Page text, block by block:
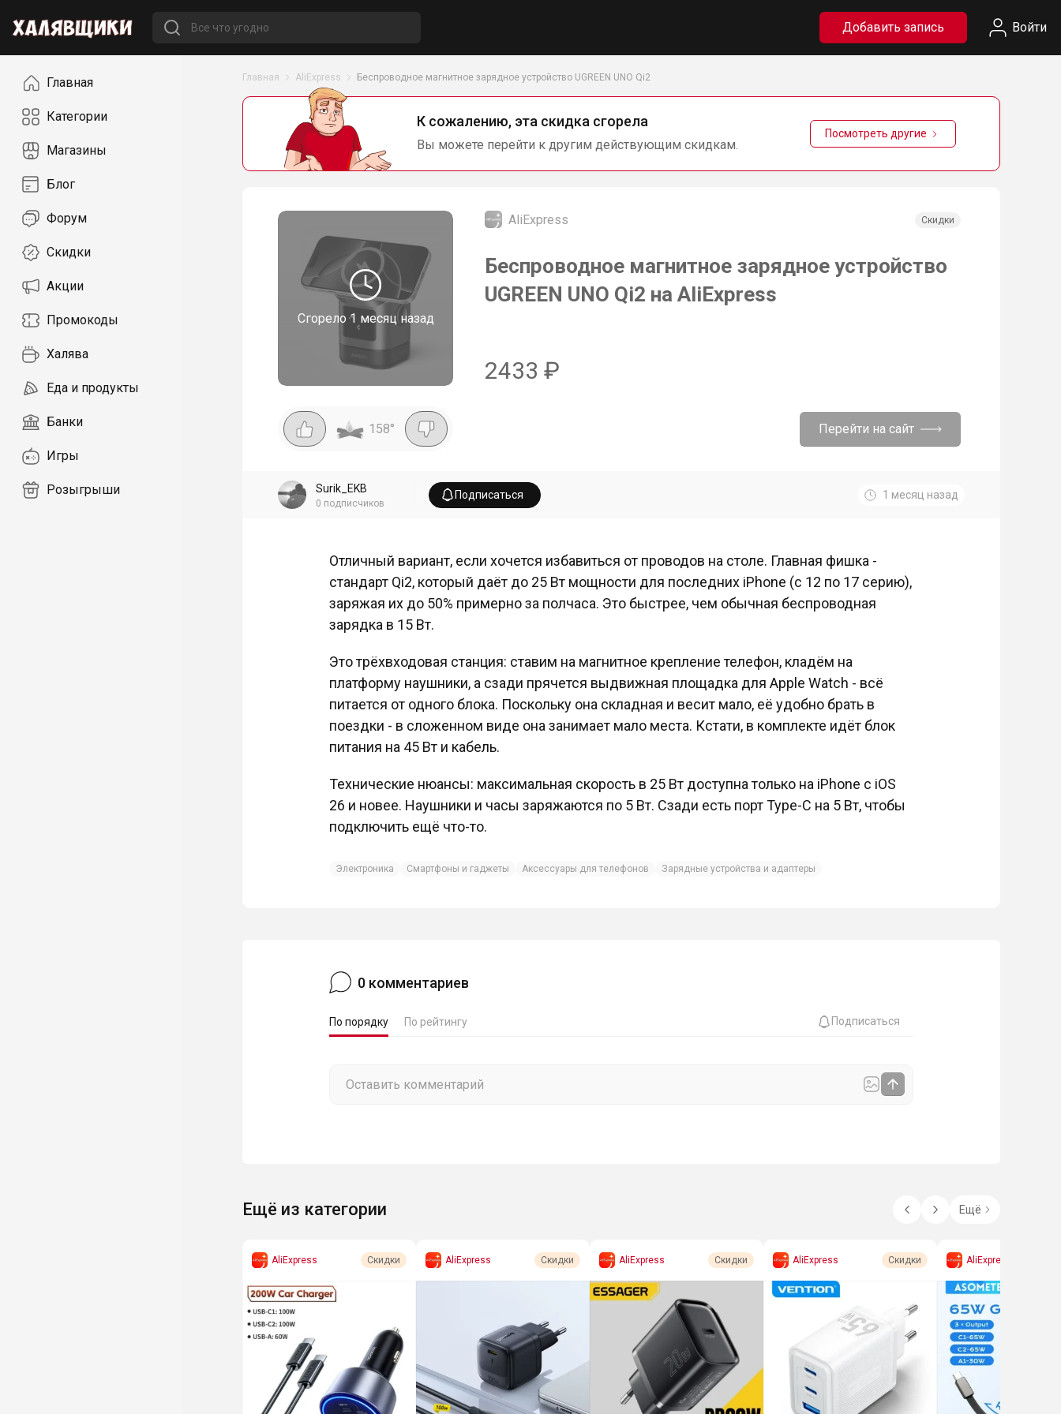
Добавить запись Войти
НавигацияГлавная
Категории
Магазины
Блог
Форум
Скидки
Акции
Промокоды
Халява
Еда и продукты
Банки
Игры
Розыгрыши
Главная AliExpress Беспроводное магнитное зарядное устройство UGREEN UNO Qi2
К сожалению, эта скидка сгорела
Вы можете перейти к другим действующим скидкам.
Посмотреть другие
Сгорело1 месяц назад
AliExpress Скидки
Беспроводное магнитное зарядное устройство
UGREEN UNO Qi2 на AliExpress
2433 ₽
158° Перейти на сайт
Surik_EKB
0 подписчиков
Подписаться 1 месяц назад
Отличный вариант, если хочется избавиться от проводов на столе. Главная фишка -
стандарт Qi2, который даёт до 25 Вт мощности для последних iPhone (с 12 по 17 серию),
заряжая их до 50% примерно за полчаса. Это быстрее, чем обычная беспроводная
зарядка в 15 Вт.
Это трёхвходовая станция: ставим на магнитное крепление телефон, кладём на
платформу наушники, а сзади прячется выдвижная площадка для Apple Watch - всё
питается от одного блока. Поскольку она складная и весит мало, её удобно брать в
поездки - в сложенном виде она занимает мало места. Кстати, в комплекте идёт блок
питания на 45 Вт и кабель.
Технические нюансы: максимальная скорость в 25 Вт доступна только на iPhone c iOS
26 и новее. Наушники и часы заряжаются по 5 Вт. Сзади есть порт Type-C на 5 Вт, чтобы
подключить ещё что-то.
Электроника Смартфоны и гаджеты Аксессуары для телефонов Зарядные устройства и адаптеры
0 комментариев
По порядку По рейтингу Подписаться
Ещё из категории Ещё
AliExpress Скидки AliExpress Скидки AliExpress Скидки AliExpress Скидки AliExpress